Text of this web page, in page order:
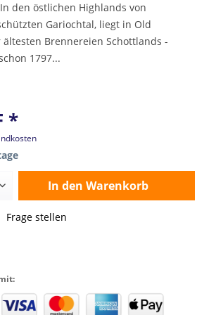
den östlichen Highlands von
Gariochtal, liegt in Old
Brennereien Schottlands -
1797...
*
In den Warenkorb
Frage stellen